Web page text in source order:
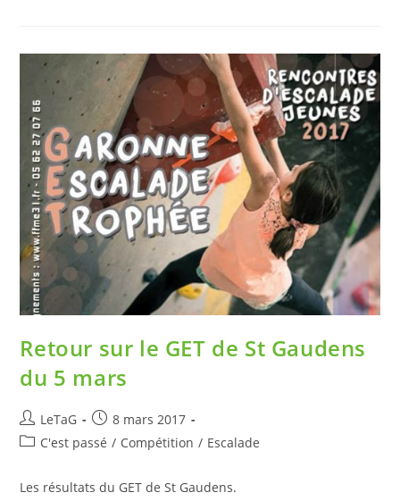
Retour sur le GET de St Gaudens
du 5 mars
LeTaG
8 mars 2017
C'est passé / Compétition / Escalade
Les résultats du GET de St Gaudens.